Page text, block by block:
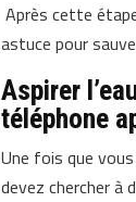
Après cette
astuce pour
Aspirer
téléphone
Une fois que
devez chercher à